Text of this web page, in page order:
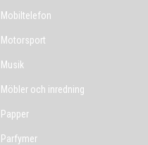
Mobiltelefon
Motorsport
Musik
Möbler och inredning
Papper
Parfymer